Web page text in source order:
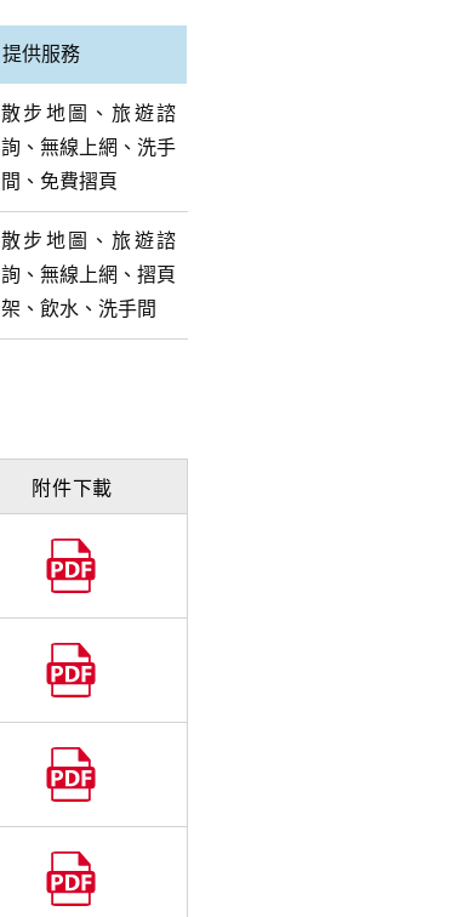
提供服務
散步地圖、旅遊諮
詢、無線上網、洗手
間、免費摺頁
散步地圖、旅遊諮
詢、無線上網、摺頁
架、飲水、洗手間
附件下載